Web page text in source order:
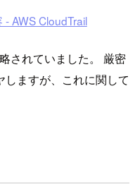
AWS CloudTrail
されていました。 厳密
ますが、これに関して